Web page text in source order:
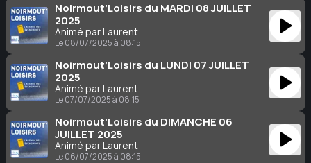
Noirmout’Loisirs du MARDI 08 JUILLET
2025
Animé par Laurent
Le 08/07/2025 à 08:15
Noirmout’Loisirs du LUNDI 07 JUILLET
2025
Animé par Laurent
Le 07/07/2025 à 08:15
Noirmout’Loisirs du DIMANCHE 06
JUILLET 2025
Animé par Laurent
Le 06/07/2025 à 08:15